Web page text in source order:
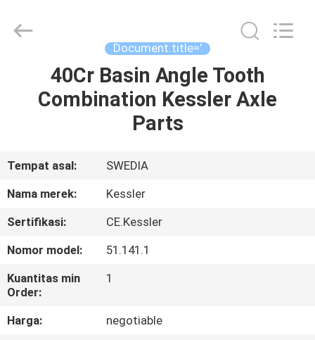
RUMAH
TENTANG
KAMI
TUR
PABRIK
KONTROL
KUALITAS
Document.title='
40Cr Basin Angle Tooth
Combination Kessler Axle
Parts
Tempat asal:
SWEDIA
Nama merek:
Kessler
Sertifikasi:
CE.Kessler
Nomor model:
51.141.1
Kuantitas min
Order:
1
Harga:
negotiable